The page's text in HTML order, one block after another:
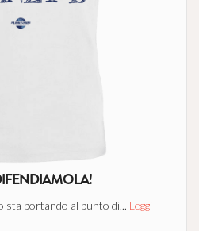
sta portando al punto di... Leggi